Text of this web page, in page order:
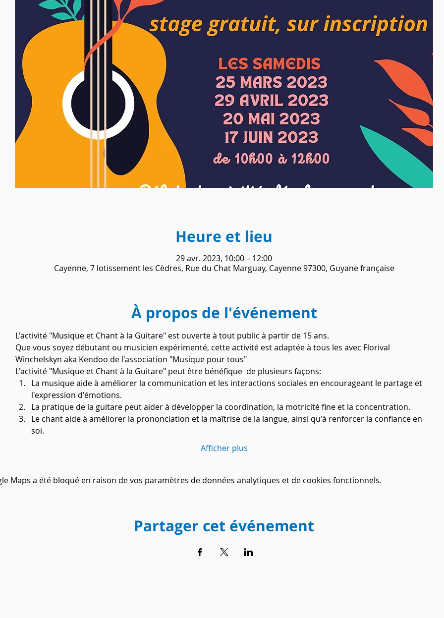
Heure et lieu
29 avr. 2023, 10:00 – 12:00
Cayenne, 7 lotissement les Cèdres, Rue du Chat Marguay, Cayenne 97300, Guyane française
À propos de l'événement
L'activité "Musique et Chant à la Guitare" est ouverte à tout public à partir de 15 ans.
Que vous soyez débutant ou musicien expérimenté, cette activité est adaptée à tous les avec Florival
Winchelskyn aka Kendoo de l'association "Musique pour tous"
L'activité "Musique et Chant à la Guitare" peut être bénéfique  de plusieurs façons:
La musique aide à améliorer la communication et les interactions sociales en encourageant le partage et
l'expression d'émotions.
La pratique de la guitare peut aider à développer la coordination, la motricité fine et la concentration.
Le chant aide à améliorer la prononciation et la maîtrise de la langue, ainsi qu'à renforcer la confiance en
soi.
Afficher plus
Maps a été bloqué en raison de vos paramètres de données analytiques et de cookies fonctionnels.
Partager cet événement